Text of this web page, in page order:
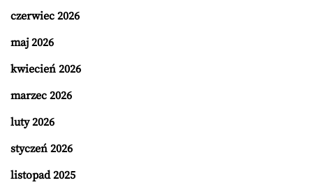
czerwiec 2026
maj 2026
kwiecień 2026
marzec 2026
luty 2026
styczeń 2026
listopad 2025